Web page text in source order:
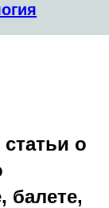
о
балете,